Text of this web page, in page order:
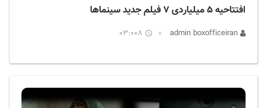
افتتاحیه ۵ میلیاردی ۷ فیلم جدید سینماها
03:008